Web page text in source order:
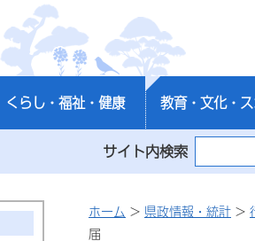
千葉県
くらし・福祉・健康 教育・文化・
サイト内検索
ホーム > 県政情報・統計 >
届